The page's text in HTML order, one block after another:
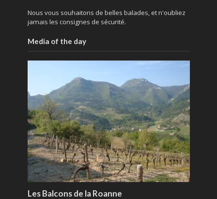
Nous vous souhaitons de belles balades, et n'oubliez
jamais les consignes de sécurité.
Media of the day
Les Balcons de la Roanne